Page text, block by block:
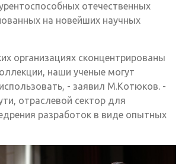
отечественных
на новейших научных
организациях сконцентрированы
наши ученые могут
- заявил М.Котюков. -
отраслевой сектор для
разработок в виде опытных